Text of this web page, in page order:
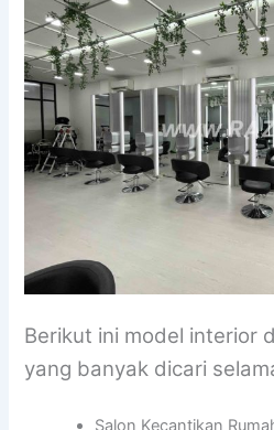
Berikut ini model interior
yang banyak dicari
Salon Kecantikan